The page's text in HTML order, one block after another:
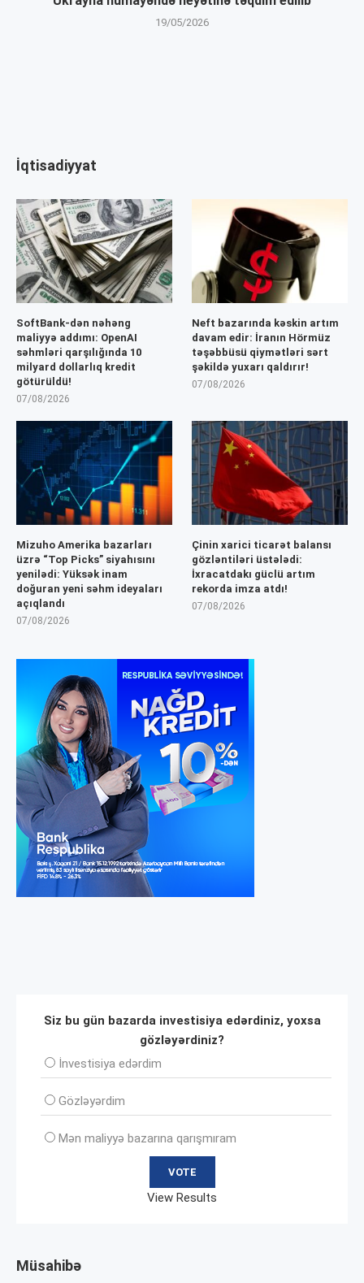
19/05/2026
İqtisadiyyat
SoftBank-dən nəhəng
maliyyə addımı: OpenAI
səhmləri qarşılığında 10
milyard dollarlıq kredit
götürüldü!
07/08/2026
Neft bazarında kəskin artım
davam edir: İranın Hörmüz
təşəbbüsü qiymətləri sərt
şəkildə yuxarı qaldırır!
07/08/2026
Mizuho Amerika bazarları
üzrə “Top Picks” siyahısını
yenilədi: Yüksək inam
doğuran yeni səhm ideyaları
açıqlandı
07/08/2026
Çinin xarici ticarət balansı
gözləntiləri üstələdi:
İxracatdakı güclü artım
rekorda imza atdı!
07/08/2026
Siz bu gün bazarda investisiya edərdiniz, yoxsa
gözləyərdiniz?
İnvеstisiya edərdim
Gözləyərdim
Mən maliyyə bazarına qarışmıram
View Results
Müsahibə